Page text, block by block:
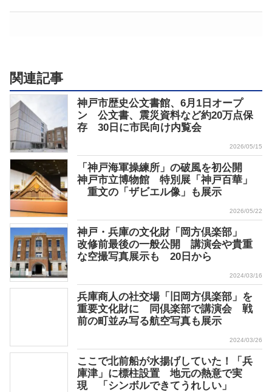
関連記事
神戸市歴史公文書館、6月1日オープ
ン 公文書、震災資料など約20万点保
存 30日に市民向け内覧会
2026/05/15
「神戸海軍操練所」の破風を初公開
神戸市立博物館 特別展「神戸百華」
重文の「ザビエル像」も展示
2026/05/22
神戸・兵庫の文化財「岡方倶楽部」
改修前最後の一般公開 講演会や貴重
な空撮写真展示も 20日から
2024/03/16
兵庫商人の社交場「旧岡方倶楽部」を
重要文化財に 同倶楽部で講演会 戦
前の町並み写る航空写真も展示
2024/03/26
ここで北前船が水揚げしていた！「兵
庫津」に標柱設置 地元の熱意で実
現 「シンボルできてうれしい」